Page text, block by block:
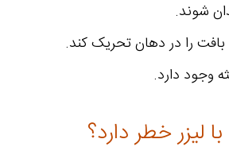
شوند.
بافت را در دهان تحریک کند.
وجود دارد.
لیزر خطر دارد؟